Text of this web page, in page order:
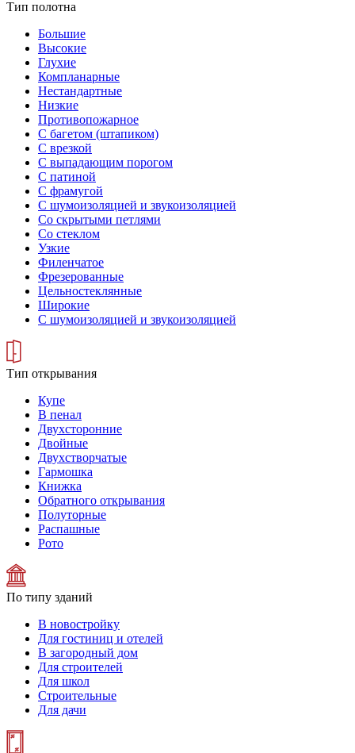
Тип полотна
Большие
Высокие
Глухие
Компланарные
Нестандартные
Низкие
Противопожарное
С багетом (штапиком)
С врезкой
С выпадающим порогом
С патиной
С фрамугой
С шумоизоляцией и звукоизоляцией
Со скрытыми петлями
Со стеклом
Узкие
Филенчатое
Фрезерованные
Цельностеклянные
Широкие
С шумоизоляцией и звукоизоляцией
Тип открывания
Купе
В пенал
Двухсторонние
Двойные
Двухстворчатые
Гармошка
Книжка
Обратного открывания
Полуторные
Распашные
Рото
По типу зданий
В новостройку
Для гостиниц и отелей
В загородный дом
Для строителей
Для школ
Строительные
Для дачи